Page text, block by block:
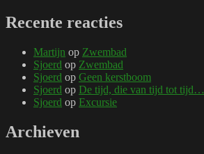
Recente reacties
Martijn op Zwembad
Sjoerd op Zwembad
Sjoerd op Geen kerstboom
Sjoerd op De tijd, die van tijd tot tijd…
Sjoerd op Excursie
Archieven